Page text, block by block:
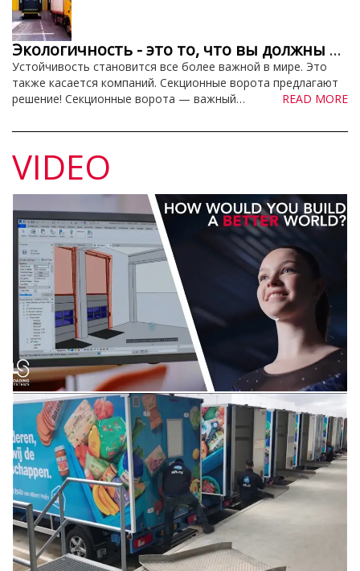
Экологичность - это то, что вы должны делать! Узнайте, как наши подвесные ворота могут внести свой вклад в это дело
Устойчивость становится все более важной в мире. Это
также касается компаний. Секционные ворота предлагают
решение! Секционные ворота — важный…
READ MORE
VIDEO